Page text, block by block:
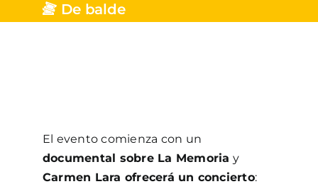
De balde
El evento comienza con un
documental sobre La Memoria y
Carmen Lara ofrecerá un concierto: